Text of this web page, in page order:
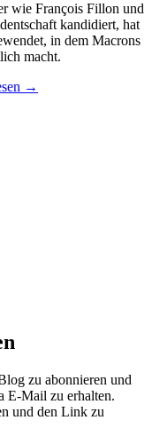
wie François Fillon und
kandidiert, hat
in dem Macrons
macht.
→
zu abonnieren und
E-Mail zu erhalten.
und den Link zu